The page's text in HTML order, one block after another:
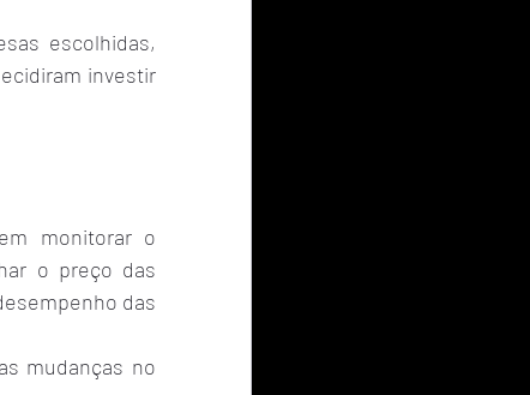
escolhidas,
investir
monitorar o
o preço das
das
mudanças no